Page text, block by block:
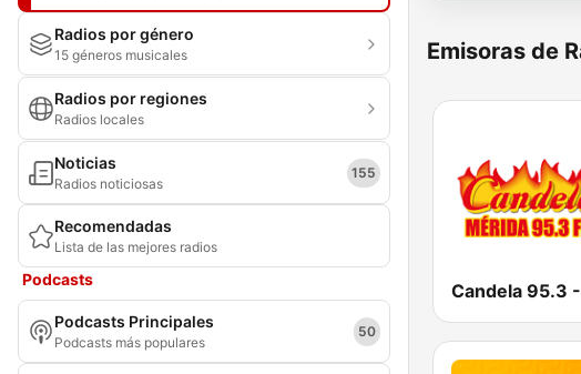
Radios por género
15 géneros musicales
Radios por regiones
Radios locales
Noticias
Radios noticiosas
155
Recomendadas
Lista de las mejores radios
Podcasts
Podcasts Principales
Podcasts más populares
50
Emisoras de